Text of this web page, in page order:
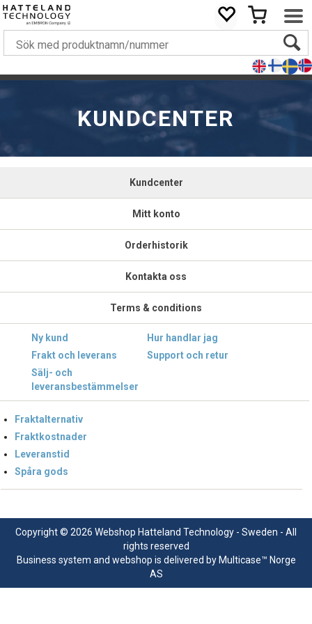
KUNDCENTER
Kundcenter
Mitt konto
Orderhistorik
Kontakta oss
Terms & conditions
Ny kund
Hur handlar jag
Frakt och leverans
Support och retur
Sälj- och
leveransbestämmelser
Fraktalternativ
Fraktkostnader
Leveranstid
Spåra gods
Copyright © 2026 Webshop Hatteland Technology - Sweden - All
rights reserved
Business system and webshop is delivered by Multicase™ Norge
AS